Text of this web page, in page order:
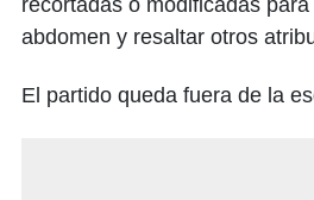
recortadas o modificadas
abdomen y resaltar otros
El partido queda fuera de la